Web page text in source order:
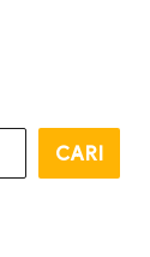
CARI